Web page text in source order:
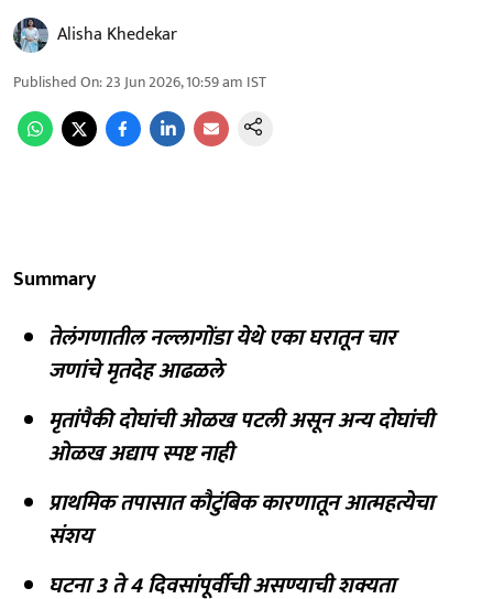
Alisha Khedekar
Published On:23 Jun 2026, 10:59 am IST
Summary
तेलंगणातील नल्लागोंडा येथे एका घरातून चार
जणांचे मृतदेह आढळले
मृतांपैकी दोघांची ओळख पटली असून अन्य दोघांची
ओळख अद्याप स्पष्ट नाही
प्राथमिक तपासात कौटुंबिक कारणातून आत्महत्येचा
संशय
घटना 3 ते 4 दिवसांपूर्वीची असण्याची शक्यता